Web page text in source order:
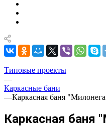
Типовые проекты
—
Каркасные бани
—Каркасная баня
Каркасная баня